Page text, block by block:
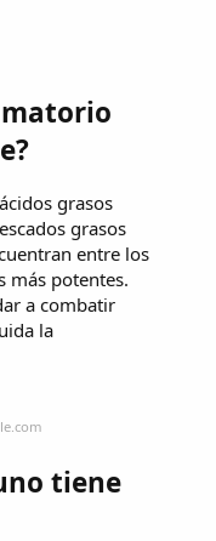
grasos
grasos
entre los
más potentes.
a combatir
la
tiene